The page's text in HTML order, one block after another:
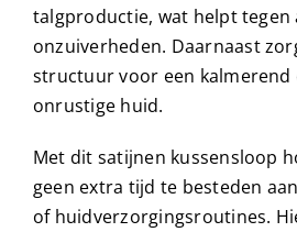
talgproductie, wat helpt tegen
onzuiverheden. Daarnaast
structuur voor een kalmerend
onrustige huid.
Met dit satijnen kussensloop
geen extra tijd te besteden
of huidverzorgingsroutines.